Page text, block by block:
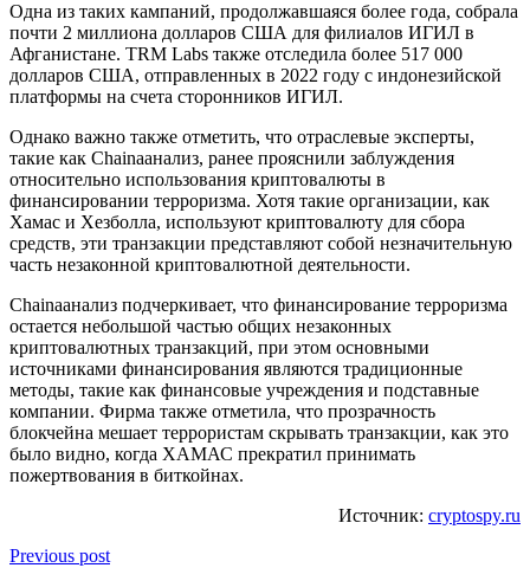
Одна из таких кампаний, продолжавшаяся более года, собрала
почти 2 миллиона долларов США для филиалов ИГИЛ в
Афганистане. TRM Labs также отследила более 517 000
долларов США, отправленных в 2022 году с индонезийской
платформы на счета сторонников ИГИЛ.
Однако важно также отметить, что отраслевые эксперты,
такие как Chainaанализ, ранее прояснили заблуждения
относительно использования криптовалюты в
финансировании терроризма. Хотя такие организации, как
Хамас и Хезболла, используют криптовалюту для сбора
средств, эти транзакции представляют собой незначительную
часть незаконной криптовалютной деятельности.
Chainaанализ подчеркивает, что финансирование терроризма
остается небольшой частью общих незаконных
криптовалютных транзакций, при этом основными
источниками финансирования являются традиционные
методы, такие как финансовые учреждения и подставные
компании. Фирма также отметила, что прозрачность
блокчейна мешает террористам скрывать транзакции, как это
было видно, когда ХАМАС прекратил принимать
пожертвования в биткойнах.
Источник: cryptospy.ru
Previous post